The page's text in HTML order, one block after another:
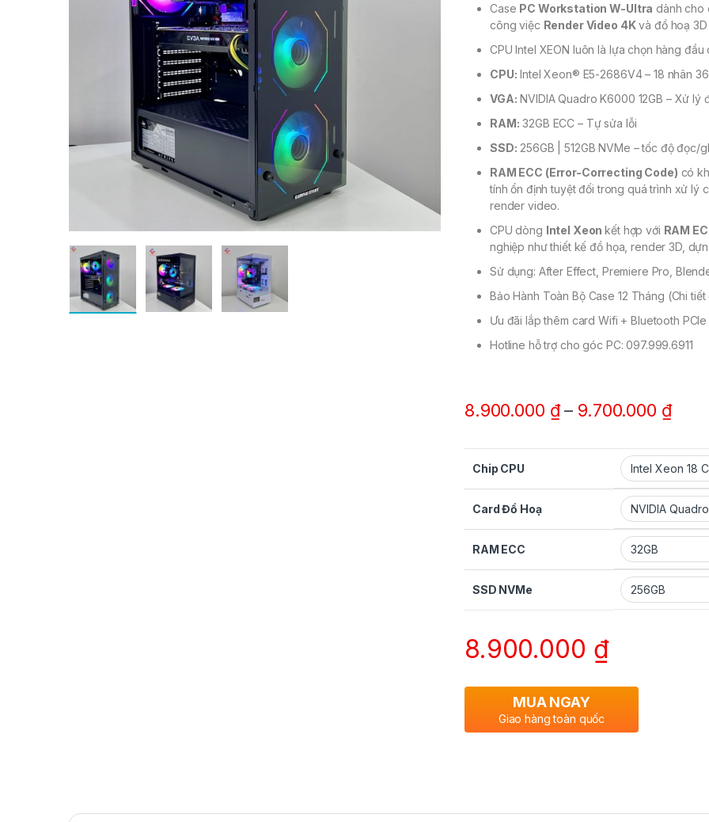
Case PC Workstation W-Ultra dành cho
công việc Render Video 4Kvà đồ hoạ 3D
CPU Intel XEON luôn là lựa chọn hàng
CPU: Intel Xeon® E5-2686V4 – 18 nhân
VGA: NVIDIA Quadro K6000 12GB – Xử lý
RAM: 32GB ECC – Tự sửa lỗi
SSD: 256GB | 512GB NVMe – tốc độ đọc/
RAM ECC (Error-Correcting Code) có
tính ổn định tuyệt đối trong quá trình xử lý
render video.
CPU dòng Intel Xeonkết hợp với RAM
nghiệp như thiết kế đồ họa, render 3D,
Sử dụng: After Effect, Premiere Pro,
Bảo Hành Toàn Bộ Case 12 Tháng (Chi
Ưu đãi lắp thêm card Wifi + Bluetooth
Hotline hỗ trợ cho góc PC: 097.999.6911
8.900.000 ₫– 9.700.000 ₫
Chip CPU
Card Đồ Hoạ
RAM ECC
SSD NVMe
8.900.000 ₫
MUA NGAY
Giao hàng toàn quốc